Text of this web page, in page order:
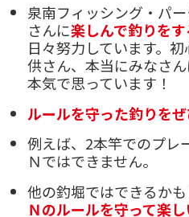
泉南フィッシング・パ
さんに楽しんで釣りを
日々努力しています。
供さん、本当にみなさ
本気で思っています！
ルールを守った釣りをぜ
例えば、2本竿でのプレ
Ｎではできません。
他の釣堀ではできるかも
Ｎのルールを守って楽